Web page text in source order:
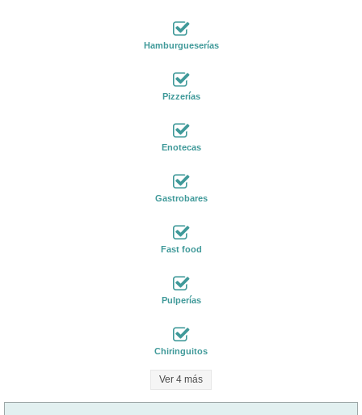
Hamburgueserías
Pizzerías
Enotecas
Gastrobares
Fast food
Pulperías
Chiringuitos
Ver 4 más